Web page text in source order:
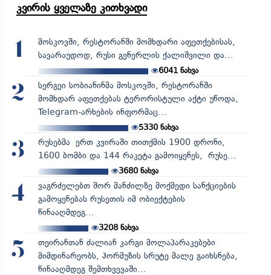
კვირის ყველაზე კითხვადი
1
მოსკოვში, რესტორანში მომხდარი აფეთქებისას,
სავარაუდოდ, რუსი გენერლის ქალიშვილი და...
6041 ნახვა
2
სერგეი სობიანინმა მოსკოვში, რესტორანში
მომხდარ აფეთქებას ტერორისტული აქტი უწოდა,
Telegram-არხების ინფორმაც...
5330ნახვა
3
რუსებმა ერთ კვირაში თითქმის 1900 დრონი,
1600 ბომბი და 144 რაკეტა გამოიყენეს, რუსე...
3680ნახვა
4
ვაგრძელებთ შორ მანძილზე მოქმედი სანქციების
გამოყენებას რუსეთის იმ ობიექტების
წინააღმდეგ...
3208ნახვა
5
თეირანთან ძალიან კარგი მოლაპარაკებები
მიმდინარეობს, ჰორმუზის სრუტე მალე გაიხსნება,
წინააღმდეგ შემთხვევაში...